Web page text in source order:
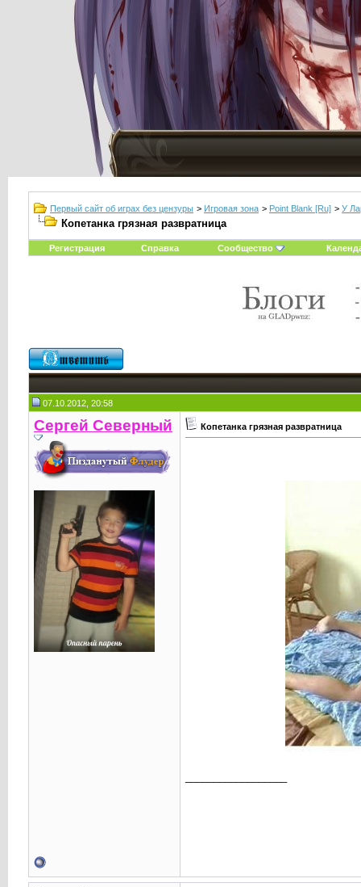
Первый сайт об играх без цензуры > Игровая зона > Point Blank [Ru] > У
Копетанка грязная развратница
Регистрация Справка Сообщество
07.10.2012, 20:58
Сергей Северный Копетанка грязная развратница